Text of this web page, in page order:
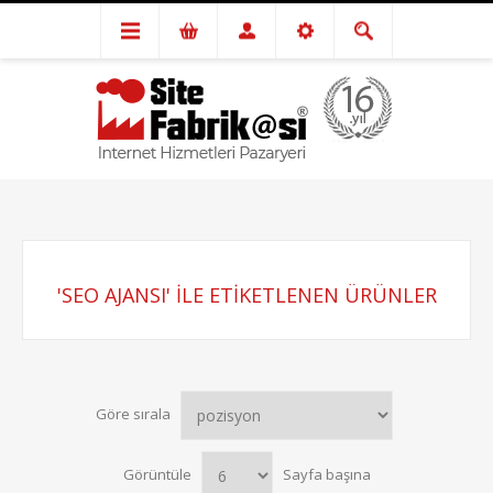
'SEO AJANSI' ILE ETIKETLENEN ÜRÜNLER
Göre sırala
Görüntüle Sayfa başına